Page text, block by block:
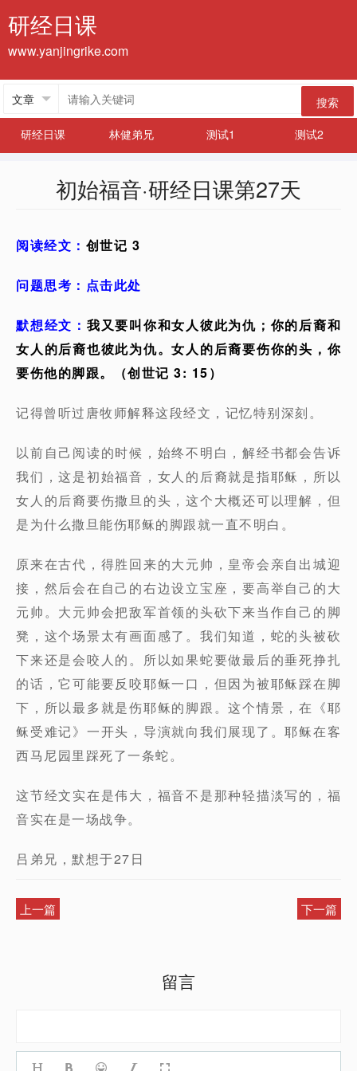
研经日课
www.yanjingrike.com
搜索
研经日课
林健弟兄 测试1 测试2
初始福音·研经日课第27天
阅读经文： 创世记 3
问题思考：点击此处
默想经文： 我又要叫你和女人彼此为仇；你的后裔和
女人的后裔也彼此为仇。女人的后裔要伤你的头，你
要伤他的脚跟。（创世记 3: 15）
记得曾听过唐牧师解释这段经文，记忆特别深刻。
以前自己阅读的时候，始终不明白，解经书都会告诉
我们，这是初始福音，女人的后裔就是指耶稣，所以
女人的后裔要伤撒旦的头，这个大概还可以理解，但
是为什么撒旦能伤耶稣的脚跟就一直不明白。
原来在古代，得胜回来的大元帅，皇帝会亲自出城迎
接，然后会在自己的右边设立宝座，要高举自己的大
元帅。大元帅会把敌军首领的头砍下来当作自己的脚
凳，这个场景太有画面感了。我们知道，蛇的头被砍
下来还是会咬人的。所以如果蛇要做最后的垂死挣扎
的话，它可能要反咬耶稣一口，但因为被耶稣踩在脚
下，所以最多就是伤耶稣的脚跟。这个情景，在《耶
稣受难记》一开头，导演就向我们展现了。耶稣在客
西马尼园里踩死了一条蛇。
这节经文实在是伟大，福音不是那种轻描淡写的，福
音实在是一场战争。
吕弟兄，默想于27日
上一篇 下一篇
留言